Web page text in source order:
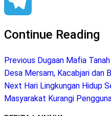
Telegram
Continue Reading
Previous Dugaan Mafia
Desa Mersam, Kacabjari dan
Next Hari Lingkungan Hidup
Masyarakat Kurangi